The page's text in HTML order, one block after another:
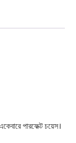
পারফেক্ট চয়েস।